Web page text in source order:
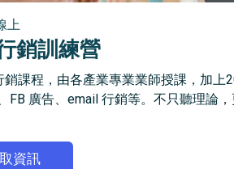
上
銷訓練營
銷課程，由各產業專業業師授課，加上
FB 廣告、email 行銷等。不只聽理論
資訊